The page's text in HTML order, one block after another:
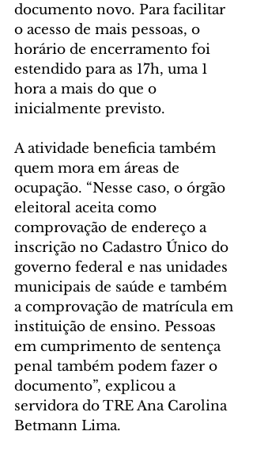
documento novo. Para facilitar
o acesso de mais pessoas, o
horário de encerramento foi
estendido para as 17h, uma 1
hora a mais do que o
inicialmente previsto.
A atividade beneficia também
quem mora em áreas de
ocupação. “Nesse caso, o órgão
eleitoral aceita como
comprovação de endereço a
inscrição no Cadastro Único do
governo federal e nas unidades
municipais de saúde e também
a comprovação de matrícula em
instituição de ensino. Pessoas
em cumprimento de sentença
penal também podem fazer o
documento”, explicou a
servidora do TRE Ana Carolina
Betmann Lima.